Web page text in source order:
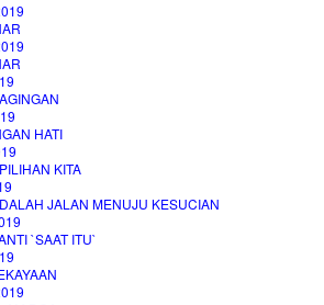
HATI
KITA
JALAN MENUJU KESUCIAN
`SAAT ITU`